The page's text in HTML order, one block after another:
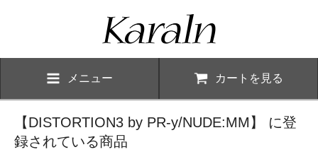
メニュー カートを見る
【DISTORTION3 by PR-y/NUDE:MM】 に登
録されている商品